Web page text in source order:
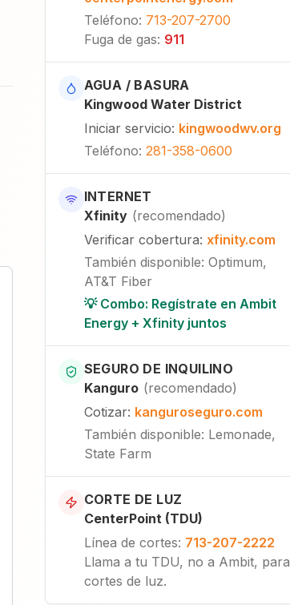
Teléfono: 713-207-2700
Fuga de gas: 911
AGUA / BASURA
Kingwood Water District
Iniciar servicio: kingwoodwv.org
Teléfono: 281-358-0600
INTERNET
Xfinity (recomendado)
Verificar cobertura: xfinity.com
También disponible: Optimum,
AT&T Fiber
💡 Combo: Regístrate en Ambit
Energy + Xfinity juntos
SEGURO DE INQUILINO
Kanguro (recomendado)
Cotizar: kanguroseguro.com
También disponible: Lemonade,
State Farm
CORTE DE LUZ
CenterPoint (TDU)
Línea de cortes: 713-207-2222
Llama a tu TDU, no a Ambit, para
cortes de luz.